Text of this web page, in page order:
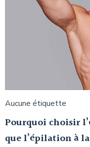
Aucune étiquette
Pourquoi choisir
que l’épilation à